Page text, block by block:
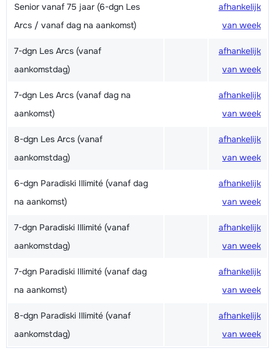
Senior vanaf 75 jaar (6-dgn Les
Arcs / vanaf dag na aankomst)
afhankelijk
van week
7-dgn Les Arcs (vanaf
aankomstdag)
afhankelijk
van week
7-dgn Les Arcs (vanaf dag na
aankomst)
afhankelijk
van week
8-dgn Les Arcs (vanaf
aankomstdag)
afhankelijk
van week
6-dgn Paradiski Illimité (vanaf dag
na aankomst)
afhankelijk
van week
7-dgn Paradiski Illimité (vanaf
aankomstdag)
afhankelijk
van week
7-dgn Paradiski Illimité (vanaf dag
na aankomst)
afhankelijk
van week
8-dgn Paradiski Illimité (vanaf
aankomstdag)
afhankelijk
van week